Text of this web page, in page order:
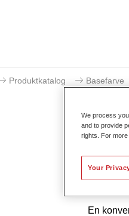
Produktkatalog Basefarve
En
We process
and to provide
rights. For
Your